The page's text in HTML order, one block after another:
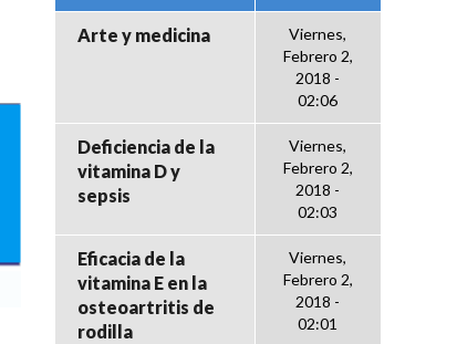
Arte y medicina
Viernes,
Febrero 2,
2018 -
02:06
Deficiencia de la
vitamina D y
sepsis
Viernes,
Febrero 2,
2018 -
02:03
Eficacia de la
vitamina E en la
osteoartritis de
rodilla
Viernes,
Febrero 2,
2018 -
02:01